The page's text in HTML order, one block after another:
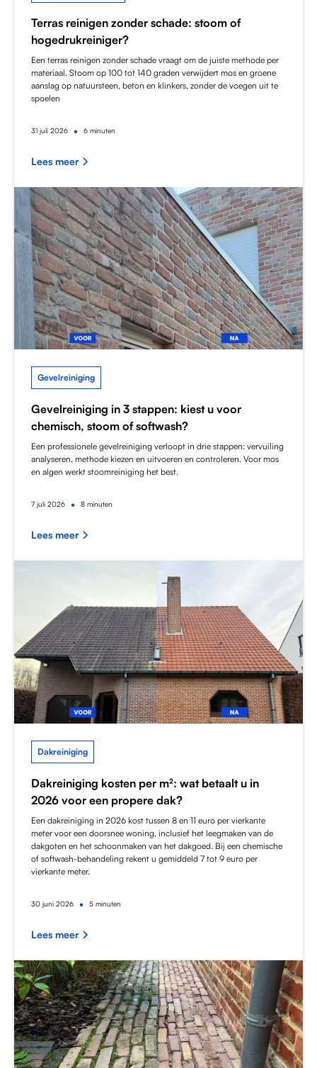
Terras reinigen zonder schade: stoom of
hogedrukreiniger?
Een terras reinigen zonder schade vraagt om de juiste methode per
materiaal. Stoom op 100 tot 140 graden verwijdert mos en groene
aanslag op natuursteen, beton en klinkers, zonder de voegen uit te
spoelen
31 juli 2026 • 6 minuten
Lees meer
Gevelreiniging
Gevelreiniging in 3 stappen: kiest u voor
chemisch, stoom of softwash?
Een professionele gevelreiniging verloopt in drie stappen: vervuiling
analyseren, methode kiezen en uitvoeren en controleren. Voor mos
en algen werkt stoomreiniging het best.
7 juli 2026 • 8 minuten
Lees meer
Dakreiniging
Dakreiniging kosten per m²: wat betaalt u in
2026 voor een propere dak?
Een dakreiniging in 2026 kost tussen 8 en 11 euro per vierkante
meter voor een doorsnee woning, inclusief het leegmaken van de
dakgoten en het schoonmaken van het dakgoed. Bij een chemische
of softwash-behandeling rekent u gemiddeld 7 tot 9 euro per
vierkante meter.
30 juni 2026 • 5 minuten
Lees meer